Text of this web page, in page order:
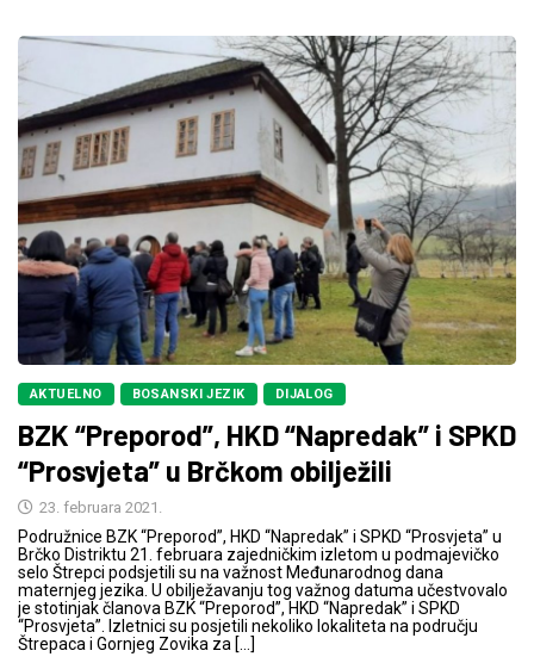
AKTUELNO BOSANSKI JEZIK DIJALOG
BZK “Preporod”, HKD “Napredak” i SPKD
“Prosvjeta” u Brčkom obilježili
23. februara 2021.
Podružnice BZK “Preporod”, HKD “Napredak” i SPKD “Prosvjeta” u
Brčko Distriktu 21. februara zajedničkim izletom u podmajevičko
selo Štrepci podsjetili su na važnost Međunarodnog dana
maternjeg jezika. U obilježavanju tog važnog datuma učestvovalo
je stotinjak članova BZK “Preporod”, HKD “Napredak” i SPKD
“Prosvjeta”. Izletnici su posjetili nekoliko lokaliteta na području
Štrepaca i Gornjeg Zovika za […]